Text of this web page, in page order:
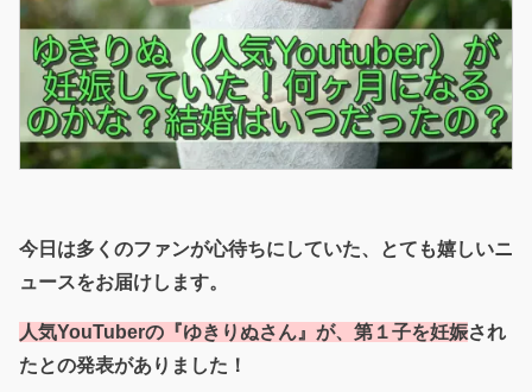
今日は多くのファンが心待ちにしていた、とても嬉しいニ
ュースをお届けします。
人気YouTuberの『ゆきりぬさん』が、第１子を妊娠され
たとの発表がありました！